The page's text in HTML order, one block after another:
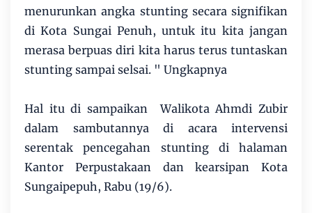
menurunkan angka stunting secara signifikan
di Kota Sungai Penuh, untuk itu kita jangan
merasa berpuas diri kita harus terus tuntaskan
stunting sampai selsai. " Ungkapnya
Hal itu di sampaikan Walikota Ahmdi Zubir
dalam sambutannya di acara intervensi
serentak pencegahan stunting di halaman
Kantor Perpustakaan dan kearsipan Kota
Sungaipepuh, Rabu (19/6).